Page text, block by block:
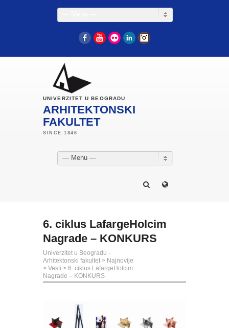
FacebookYouTube
Flickr LinkedIn
UNIVERZITET U BEOGRADU
ARHITEKTONSKI
FAKULTET
— Menu —
6. ciklus LafargeHolcim
Nagrade – KONKURS
Univerzitet u Beogradu -
Arhitektonski fakultet > Najnovije
> Vesti > 6. ciklus LafargeHolcim
Nagrade – KONKURS